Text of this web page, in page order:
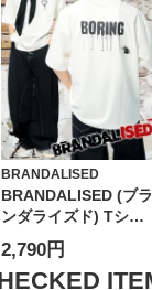
RLL211970730
BRANDALISED
BRANDALISED (ブラ
ンダライズド) Tシャ
ツ 半袖 接触冷感 UV
カット バンクシー ス
トレッチ クルーネッ
2,790円